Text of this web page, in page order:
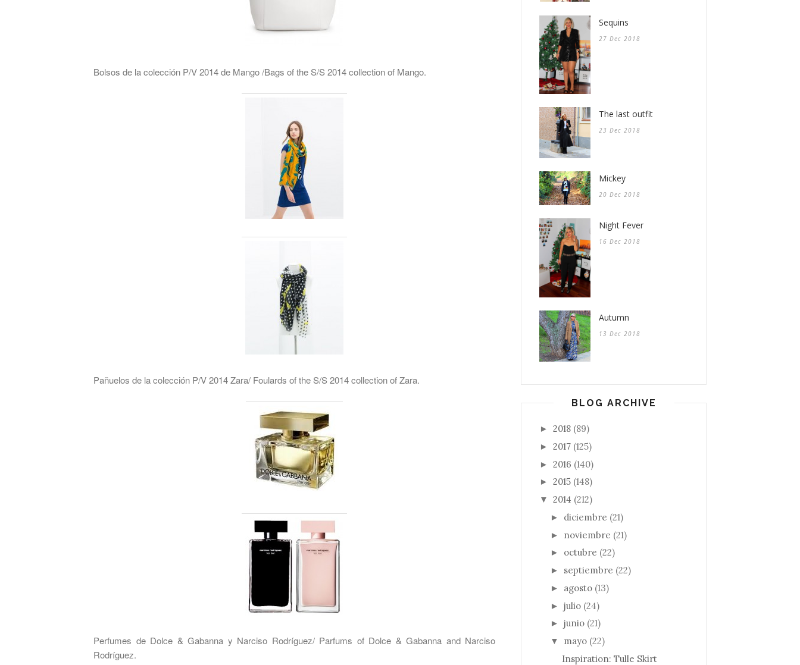
Bolsos de la colección P/V 2014 de Mango /Bags of the S/S 2014 collection of Mango.
Pañuelos de la colección P/V 2014 Zara/ Foulards of the S/S 2014 collection of Zara.
Perfumes de Dolce & Gabanna y Narciso Rodríguez/ Parfums of Dolce & Gabanna and Narciso
Rodríguez.
Sequins
27 Dec 2018
The last outfit
23 Dec 2018
Mickey
20 Dec 2018
Night Fever
16 Dec 2018
Autumn
13 Dec 2018
BLOG ARCHIVE
► 2018 (89)
► 2017 (125)
► 2016 (140)
► 2015 (148)
▼ 2014 (212)
► diciembre (21)
► noviembre (21)
► octubre (22)
► septiembre (22)
► agosto (13)
► julio (24)
► junio (21)
▼ mayo (22)
Inspiration: Tulle Skirt